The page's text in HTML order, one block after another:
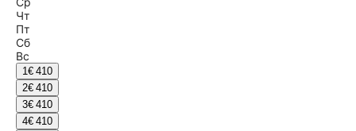
Чт
Пт
Сб
Вс
1€ 410
2€ 410
3€ 410
4€ 410